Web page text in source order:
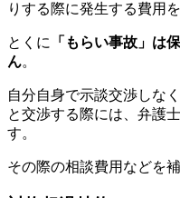
りする際に発生する費用
とくに 「もらい事故」は
ん。
自分自身で示談交渉しな
と交渉する際には、弁護
す。
その際の相談費用などを